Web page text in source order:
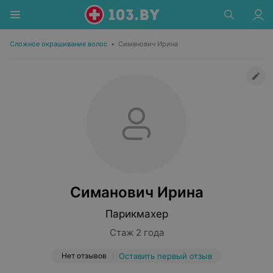
Сложное окрашивание волос • Симанович Ирина
Симанович Ирина
Парикмахер
Стаж 2 года
Нет отзывов Оставить первый отзыв